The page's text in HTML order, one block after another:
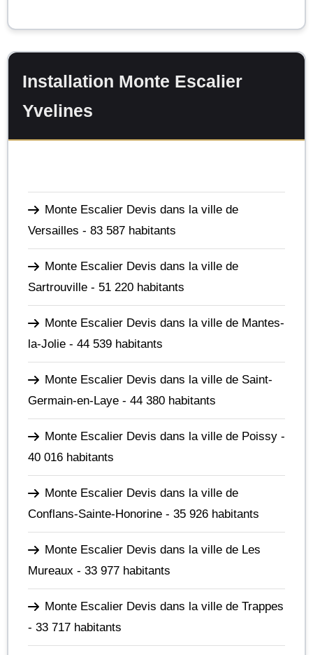
Installation Monte Escalier
Yvelines
Monte Escalier Devis dans la ville de
Versailles - 83 587 habitants
Monte Escalier Devis dans la ville de
Sartrouville - 51 220 habitants
Monte Escalier Devis dans la ville de Mantes-
la-Jolie - 44 539 habitants
Monte Escalier Devis dans la ville de Saint-
Germain-en-Laye - 44 380 habitants
Monte Escalier Devis dans la ville de Poissy -
40 016 habitants
Monte Escalier Devis dans la ville de
Conflans-Sainte-Honorine - 35 926 habitants
Monte Escalier Devis dans la ville de Les
Mureaux - 33 977 habitants
Monte Escalier Devis dans la ville de Trappes
- 33 717 habitants